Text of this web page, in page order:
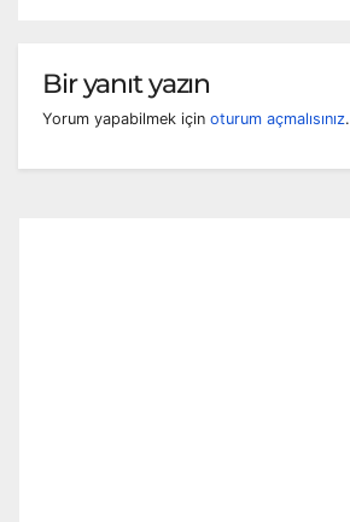
Bir yanıt yazın
Yorum yapabilmek için oturum açmalısınız.